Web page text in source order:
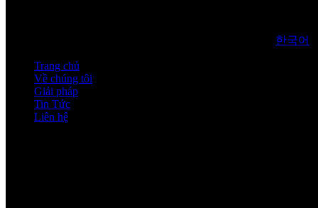
한국어
Trang chủ
Về chúng tôi
Giải pháp
Tin Tức
Liên hệ